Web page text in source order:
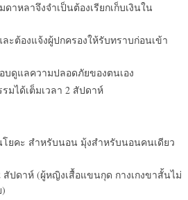
าหลาจึงจำเป็นต้องเรียกเก็บเงินใน
ะต้องแจ้งผู้ปกครองให้รับทราบก่อนเข้า
บดูแลความปลอดภัยของตนเอง
มได้เต็มเวลา 2 สัปดาห์
ยคะ สำหรับนอน มุ้งสำหรับนอนคนเดียว
สัปดาห์ (ผู้หญิงเสื้อแขนกุด กางเกงขาสั้นไม่